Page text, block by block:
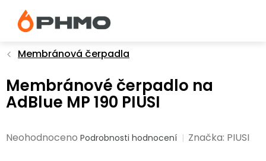
obsah
Membránová čerpadla
Membránové čerpadlo na
AdBlue MP 190 PIUSI
Průměrné
Neohodnoceno Podrobnosti hodnocení Značka: PIUSI